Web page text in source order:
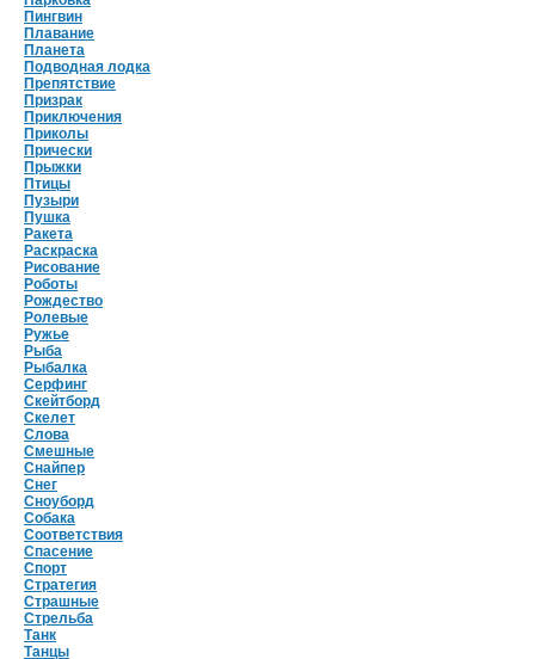
Пингвин
Плавание
Планета
Подводная лодка
Препятствие
Призрак
Приключения
Приколы
Прически
Прыжки
Птицы
Пузыри
Пушка
Ракета
Раскраска
Рисование
Роботы
Рождество
Ролевые
Ружье
Рыба
Рыбалка
Серфинг
Скейтборд
Скелет
Слова
Смешные
Снайпер
Снег
Сноуборд
Собака
Соответствия
Спасение
Спорт
Стратегия
Страшные
Стрельба
Танк
Танцы